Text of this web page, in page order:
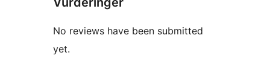
No reviews have been submitted
yet.